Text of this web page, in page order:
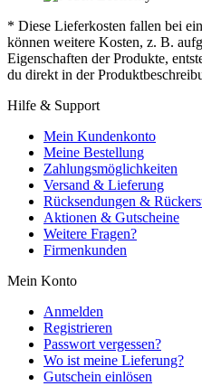
* Diese Lieferkosten fallen bei
können weitere Kosten, z. B.
Eigenschaften der Produkte,
du direkt in der
Hilfe & Support
Mein Kundenkonto
Meine Bestellung
Zahlungsmöglichkeiten
Versand & Lieferung
Rücksendungen &
Aktionen & Gutscheine
Weitere Fragen?
Firmenkunden
Mein Konto
Anmelden
Registrieren
Passwort vergessen?
Wo ist meine Lieferung?
Gutschein einlösen